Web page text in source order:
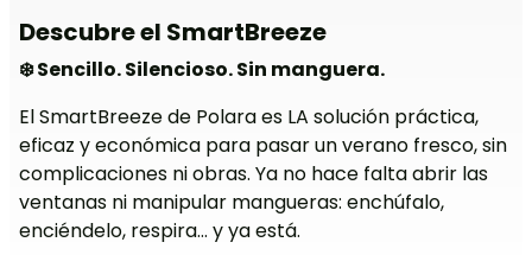
Descubre el SmartBreeze
❄️ Sencillo. Silencioso. Sin manguera.
El SmartBreeze de Polara es LA solución práctica,
eficaz y económica para pasar un verano fresco, sin
complicaciones ni obras. Ya no hace falta abrir las
ventanas ni manipular mangueras: enchúfalo,
enciéndelo, respira… y ya está.